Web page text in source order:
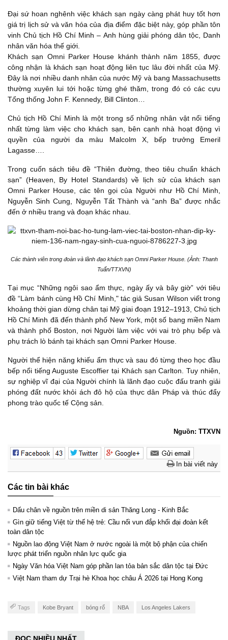
Đại sứ hoan nghênh việc khách sạn ngày càng phát huy tốt hơn
giá trị lịch sử và văn hóa của địa điểm đặc biệt này, góp phần tôn
vinh Chủ tịch Hồ Chí Minh – Anh hùng giải phóng dân tộc, Danh
nhân văn hóa thế giới.
Khách sạn Omni Parker House khánh thành năm 1855, được
công nhận là khách sạn hoạt động liên tục lâu đời nhất của Mỹ.
Đây là nơi nhiều danh nhân của nước Mỹ và bang Massachusetts
thường xuyên lui tới hoặc từng ghé thăm, trong đó có các cựu
Tổng thống John F. Kennedy, Bill Clinton…
Chủ tịch Hồ Chí Minh là một trong số những nhân vật nổi tiếng
nhất từng làm việc cho khách sạn, bên cạnh nhà hoạt động vì
quyền của người da màu Malcolm X, bếp trưởng Emeril
Lagasse….
Trong cuốn sách tiêu đề “Thiên đường, theo tiêu chuẩn khách
sạn” (Heaven, By Hotel Standards) về lịch sử của khách sạn
Omni Parker House, các tên gọi của Người như Hồ Chí Minh,
Nguyễn Sinh Cung, Nguyễn Tất Thành và “anh Ba” được nhắc
đến ở nhiều trang và đoạn khác nhau.
Các thành viên trong đoàn và lãnh đạo khách sạn Omni Parker House. (Ảnh: Thanh
Tuấn/TTXVN)
Tại mục “Những ngôi sao ẩm thực, ngày ấy và bây giờ” với tiêu
đề “Làm bánh cùng Hồ Chí Minh," tác giả Susan Wilson viết trong
khoảng thời gian dừng chân tại Mỹ giai đoạn 1912–1913, Chủ tịch
Hồ Chí Minh đã đến thành phố New York, một số bang miền Nam
và thành phố Boston, nơi Người làm việc với vai trò phụ bếp và
phụ trách lò bánh tại khách sạn Omni Parker House.
Người thể hiện năng khiếu ẩm thực và sau đó từng theo học đầu
bếp nổi tiếng Auguste Escoffier tại Khách sạn Carlton. Tuy nhiên,
sự nghiệp vĩ đại của Người chính là lãnh đạo cuộc đấu tranh giải
phóng đất nước khỏi ách đô hộ của thực dân Pháp và thúc đẩy
phong trào quốc tế Cộng sản.
Nguồn: TTXVN
In bài viết này
Các tin bài khác
Dấu chân về nguồn trên miền di sản Thăng Long - Kinh Bắc
Gìn giữ tiếng Việt từ thế hệ trẻ: Cầu nối vun đắp khối đại đoàn kết
toàn dân tộc
Nguồn lao động Việt Nam ở nước ngoài là một bộ phận của chiến
lược phát triển nguồn nhân lực quốc gia
Ngày Văn hóa Việt Nam góp phần lan tỏa bản sắc dân tộc tại Đức ​
Việt Nam tham dự Trại hè Khoa học châu Á 2026 tại Hong Kong
Tags Kobe Bryant bóng rổ NBA Los Angeles Lakers